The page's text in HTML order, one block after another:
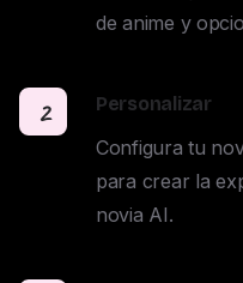
de anime y
2 Personalizar
Configura tu
para crear la
novia AI.